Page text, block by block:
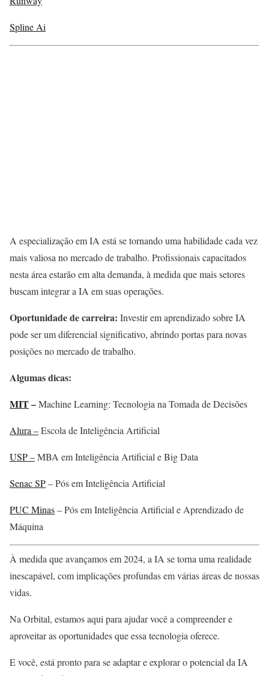
Spline Ai
A especialização em IA está se tornando uma habilidade cada vez
mais valiosa no mercado de trabalho. Profissionais capacitados
nesta área estarão em alta demanda, à medida que mais setores
buscam integrar a IA em suas operações.
Oportunidade de carreira: Investir em aprendizado sobre IA
pode ser um diferencial significativo, abrindo portas para novas
posições no mercado de trabalho.
Algumas dicas:
MIT–Machine Learning: Tecnologia na Tomada de Decisões
Alura –Escola de Inteligência Artificial
USP –MBA em Inteligência Artificial e Big Data
Senac SP– Pós em Inteligência Artificial
PUC Minas– Pós em Inteligência Artificial e Aprendizado de
Máquina
À medida que avançamos em 2024, a IA se torna uma realidade
inescapável, com implicações profundas em várias áreas de nossas
vidas.
Na Orbital, estamos aqui para ajudar você a compreender e
aproveitar as oportunidades que essa tecnologia oferece.
E você, está pronto para se adaptar e explorar o potencial da IA